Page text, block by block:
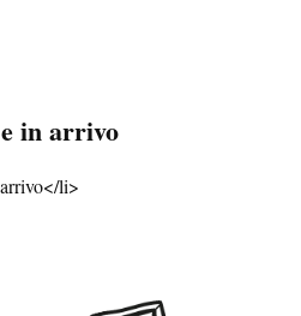
in arrivo
li>